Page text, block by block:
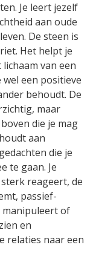
Je leert jezelf
aan oude
De steen is
Het helpt je
van een
een positieve
behoudt. De
maar
die je mag
aan
die je
te gaan. Je
reageert, de
passief-
of
en
relaties naar een